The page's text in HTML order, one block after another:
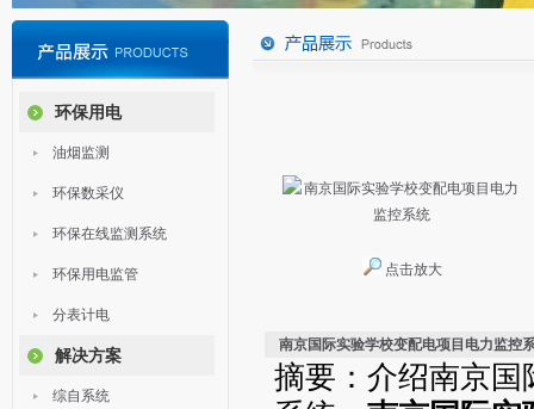
环保用电
油烟监测
环保数采仪
环保在线监测系统
环保用电监管
分表计电
解决方案
综自系统
点击放大
南京国际实验学校变配电项目电力监控
摘要：介绍南京国